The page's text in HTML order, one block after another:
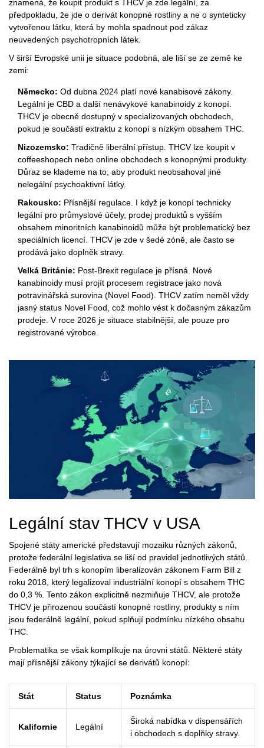
znamená, že koupit produkt s THCV je zde legální, za
předpokladu, že jde o derivát konopné rostliny a ne o synteticky
vytvořenou látku, která by mohla spadnout pod zákaz
neuvedených psychotropních látek.
V širší Evropské unii je situace podobná, ale liší se ze země ke
zemi:
Německo: Od dubna 2024 platí nové kanabisové zákony.
Legální je CBD a další nenávykové kanabinoidy z konopí.
THCV je obecně dostupný v specializovaných obchodech,
pokud je součástí extraktu z konopí s nízkým obsahem THC.
Nizozemsko: Tradičně liberální přístup. THCV lze koupit v
coffeeshopech nebo online obchodech s konopnými produkty.
Důraz se klademe na to, aby produkt neobsahoval jiné
nelegální psychoaktivní látky.
Rakousko: Přísnější regulace. I když je konopí technicky
legální pro průmyslové účely, prodej produktů s vyšším
obsahem minoritních kanabinoidů může být problematický bez
speciálních licencí. THCV je zde v šedé zóně, ale často se
prodává jako doplněk stravy.
Velká Británie: Post-Brexit regulace je přísná. Nové
kanabinoidy musí projít procesem registrace jako nová
potravinářská surovina (Novel Food). THCV zatím neměl vždy
jasný status Novel Food, což mohlo vést k dočasným zákazům
prodeje. V roce 2026 je situace stabilnější, ale pouze pro
registrované výrobce.
Legální stav THCV v USA
Spojené státy americké představují mozaiku různých zákonů,
protože federální legislativa se liší od pravidel jednotlivých států.
Federálně byl trh s konopím liberalizován zákonem Farm Bill z
roku 2018, který legalizoval industriální konopí s obsahem THC
do 0,3 %. Tento zákon explicitně nezmiňuje THCV, ale protože
THCV je přirozenou součástí konopné rostliny, produkty s ním
jsou federálně legální, pokud splňují podmínku nízkého obsahu
THC.
Problematika se však komplikuje na úrovni států. Některé státy
mají přísnější zákony týkající se derivátů konopí:
Stát Status Poznámka
Kalifornie Legální
Široká nabídka v dispensářích
i obchodech s doplňky stravy.